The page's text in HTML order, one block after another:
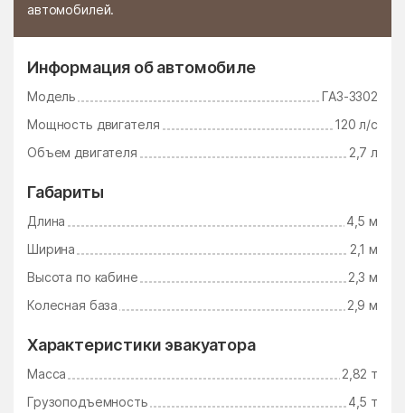
автомобилей.
Информация об автомобиле
Модель
ГАЗ-3302
Мощность двигателя
120 л/с
Объем двигателя
2,7 л
Габариты
Длина
4,5 м
Ширина
2,1 м
Высота по кабине
2,3 м
Колесная база
2,9 м
Характеристики эвакуатора
Масса
2,82 т
Грузоподъемность
4,5 т
Сабурово
Санатория им. Герцена
санатория Министерства
санатория Озеро Белое санатория Подмосковье
Сапроново Сватково
Свердловский
Северный
Селково
Семёновское Сергиев-Посад
Сергиевский Серебряные Пруды
Середа Середниково
Серпухов Ситне-Щелканово
Скоропусковский Слобода